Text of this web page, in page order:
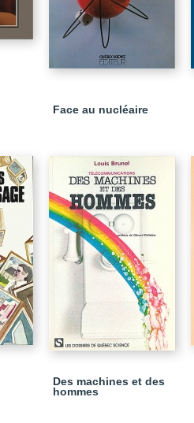
Face au nucléaire
Des machines et des
hommes